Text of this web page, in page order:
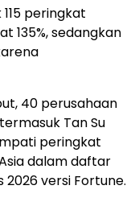
peringkat
135%, sedangkan
40 perusahaan
Tan Su
peringkat
dalam daftar
2026 versi Fortune.